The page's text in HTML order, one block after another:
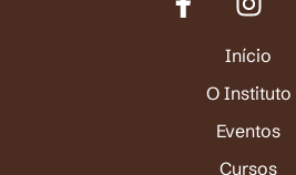
Início
O Instituto
Eventos
Cursos